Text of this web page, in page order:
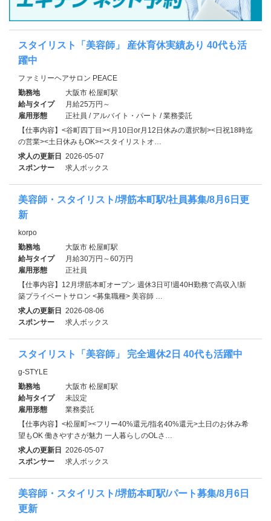
スタイリスト「美容師」 産休育休実績あり 40代も活
躍中
ファミリーヘアサロン PEACE
勤務地
大阪市 松屋町駅
給与タイプ
月給25万円～
雇用形態
正社員 / アルバイト・パート / 業務委託
【仕事内容】<谷町四丁目><月10日or月12日休みの選択制><日祝18時迄
の営業><土日休みもOK><スタイリストオ…
求人の更新日 2026-05-07
スポンサー
求人ボックス
美容師・スタイリスト/堺筋本町駅/社員募集/8月6日更
新
korpo
勤務地
大阪市 松屋町駅
給与タイプ
月給30万円～60万円
雇用形態
正社員
【仕事内容】12月堺筋本町オープン 週休3日可!週40H勤務で高収入!新
築プライベートサロン <募集職種> 美容師 …
求人の更新日 2026-08-06
スポンサー
求人ボックス
スタイリスト「美容師」 完全週休2日 40代も活躍中
g-STYLE
勤務地
大阪市 松屋町駅
給与タイプ
未設定
雇用形態
業務委託
【仕事内容】<松屋町><フリー40%還元/指名40%還元>土日のお休み希
望もOK 働きやすさが魅力 一人暮らしのOLさ…
求人の更新日 2026-05-07
スポンサー
求人ボックス
美容師・スタイリスト/堺筋本町駅/パート募集/8月6日
更新